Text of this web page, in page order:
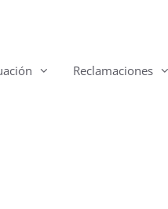
Reclamaciones